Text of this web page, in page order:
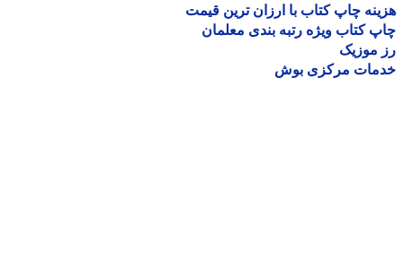
چاپ کتاب با ارزان ترین قیمت
کتاب ویژه رتبه بندی معلمان
موزیک
مرکزی بوش